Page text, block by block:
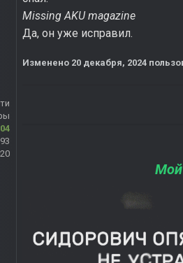
Missing AKU magazine
Да, он уже исправил.
Изменено 20 декабря, 2024